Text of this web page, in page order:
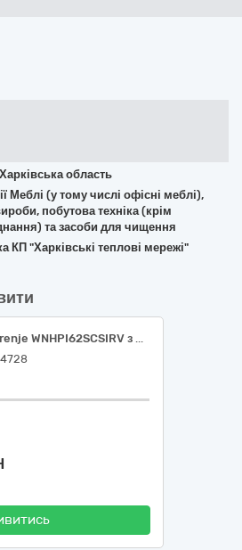
Харківська область
Меблі (у тому числі офісні меблі),
побутова техніка (крім
та засоби для чищення
КП "Харківські теплові мережі"
Пральна машина Gorenje WNHPI62SCSIRV з баком, Сушильна машина Gorenje D2HNE7E